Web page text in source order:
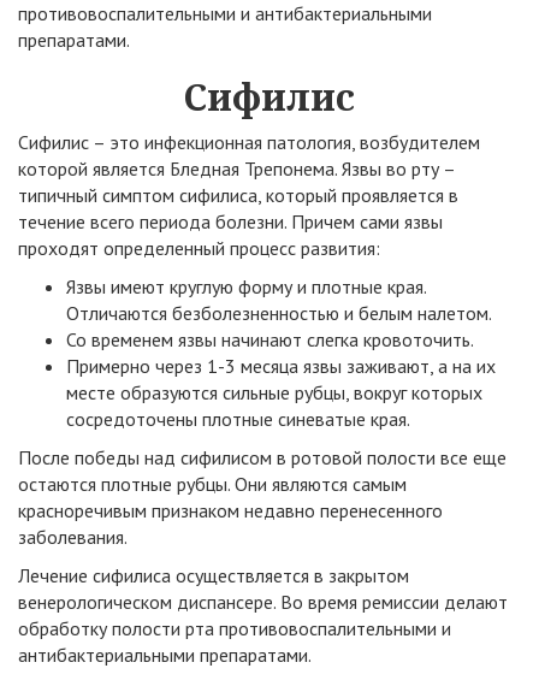
противовоспалительными и антибактериальными
препаратами.
Сифилис
Сифилис – это инфекционная патология, возбудителем
которой является Бледная Трепонема. Язвы во рту –
типичный симптом сифилиса, который проявляется в
течение всего периода болезни. Причем сами язвы
проходят определенный процесс развития:
Язвы имеют круглую форму и плотные края.
Отличаются безболезненностью и белым налетом.
Со временем язвы начинают слегка кровоточить.
Примерно через 1-3 месяца язвы заживают, а на их
месте образуются сильные рубцы, вокруг которых
сосредоточены плотные синеватые края.
После победы над сифилисом в ротовой полости все еще
остаются плотные рубцы. Они являются самым
красноречивым признаком недавно перенесенного
заболевания.
Лечение сифилиса осуществляется в закрытом
венерологическом диспансере. Во время ремиссии делают
обработку полости рта противовоспалительными и
антибактериальными препаратами.